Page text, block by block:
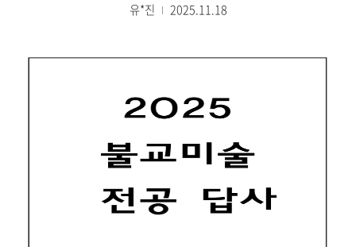
유*진 2025.11.18